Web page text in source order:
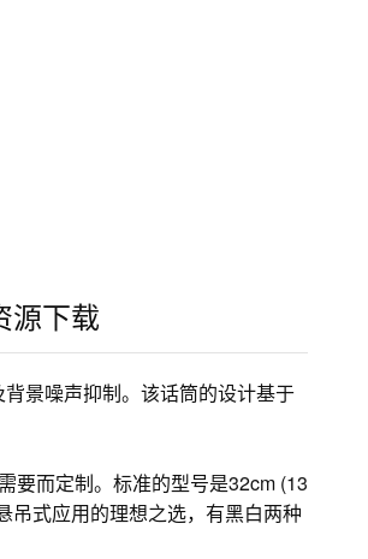
源下载
景噪声抑制。该话筒的设计基于
要而定制。标准的型号是32cm (13
吊式应用的理想之选，有黑白两种